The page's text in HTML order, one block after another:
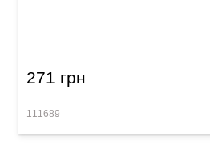
271 грн
111689